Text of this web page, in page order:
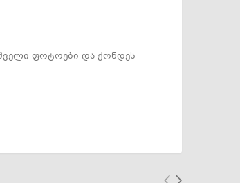
ფოტოები და ქონდეს